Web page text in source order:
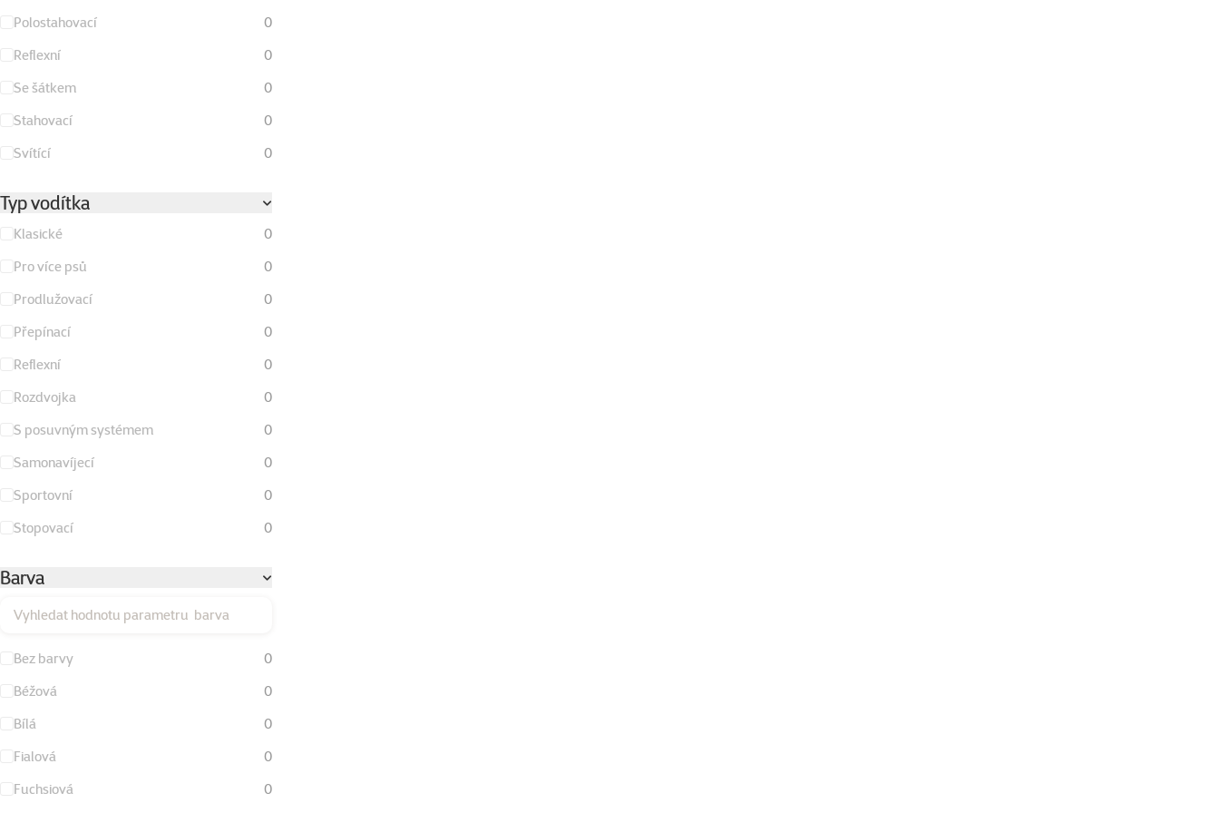
Polostahovací
0
Reflexní
0
Se šátkem
0
Stahovací
0
Svítící
0
Typ vodítka
Klasické
0
Pro více psů
0
Prodlužovací
0
Přepínací
0
Reflexní
0
Rozdvojka
0
S posuvným systémem
0
Samonavíjecí
0
Sportovní
0
Stopovací
0
Barva
Vyhledat hodnotu parametru barva
Bez barvy
0
Béžová
0
Bílá
0
Fialová
0
Fuchsiová
0